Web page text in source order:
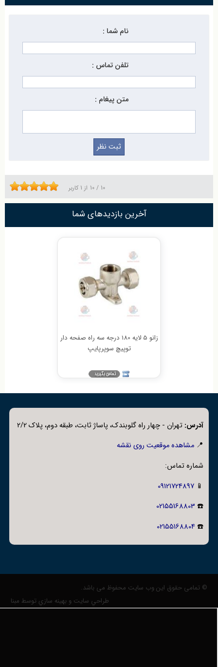
نام شما :
تلفن تماس :
متن پیغام :
10 / 10 از 1 کاربر
آخرین بازدیدهای شما
زانو 5 لایه 180 درجه سه راه صفحه دار
توپیچ سوپرپایپ
آدرس: تهران - چهار راه گلوبندک، پاساژ ثابت، طبقه دوم، پلاک 2/2
📍مشاهده موقعیت روی نقشه
شماره تماس:
📱
09121724897
☎️
02155168803
☎️
02155168804
© تمامی حقوق این وب سایت محفوظ می باشد.
طراحي سايت و بهينه سازي توسط مبنا